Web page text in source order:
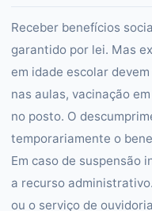
Receber benefícios
garantido por lei. Mas
em idade escolar
nas aulas, vacinação
no posto. O
temporariamente o
Em caso de suspensão
a recurso
ou o serviço de